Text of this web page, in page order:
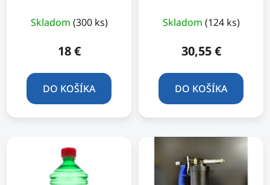
Skladom (300 ks)
18 €
DO KOŠÍKA
Skladom (124 ks)
30,55 €
DO KOŠÍKA